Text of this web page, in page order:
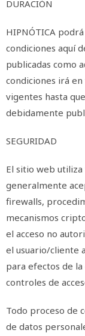
DURACIÓN
HIPNÓTICA
condiciones aquí
publicadas como
condiciones irá
vigentes hasta
debidamente
SEGURIDAD
El sitio web
generalmente
firewalls,
mecanismos
el acceso no
el usuario/cliente
para efectos de
controles de
Todo proceso de
de datos